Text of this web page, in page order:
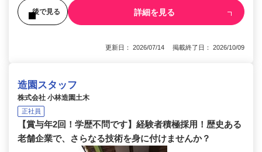
後で見る 詳細を見る
更新日： 2026/07/14 掲載終了日： 2026/10/09
造園スタッフ
株式会社 小林造園土木
正社員
【賞与年2回！学歴不問です】経験者積極採用！歴史ある
老舗企業で、さらなる技術を身に付けませんか？